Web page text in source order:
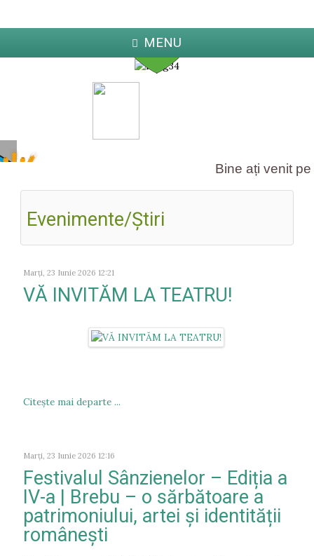
MENU
Bine ați venit pe
Evenimente/Ştiri
Marți, 23 Iunie 2026 12:21
VĂ INVITĂM LA TEATRU!
Citeşte mai departe ...
Marți, 23 Iunie 2026 12:16
Festivalul Sânzienelor – Ediția a
IV-a | Brebu – o sărbătoare a
patrimoniului, artei și identității
românești